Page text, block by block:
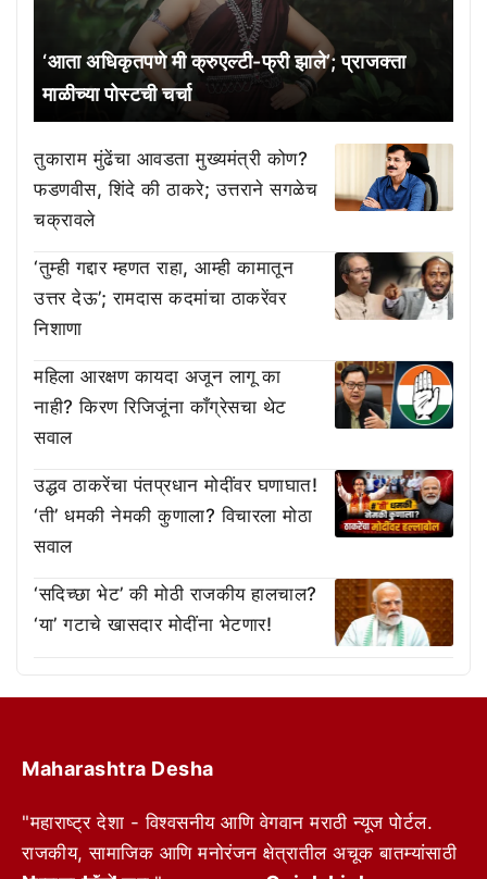
‘आता अधिकृतपणे मी क्रुएल्टी-फ्री झाले’; प्राजक्ता
माळीच्या पोस्टची चर्चा
तुकाराम मुंढेंचा आवडता मुख्यमंत्री कोण?
फडणवीस, शिंदे की ठाकरे; उत्तराने सगळेच
चक्रावले
‘तुम्ही गद्दार म्हणत राहा, आम्ही कामातून
उत्तर देऊ’; रामदास कदमांचा ठाकरेंवर
निशाणा
महिला आरक्षण कायदा अजून लागू का
नाही? किरण रिजिजूंना काँग्रेसचा थेट
सवाल
उद्धव ठाकरेंचा पंतप्रधान मोदींवर घणाघात!
‘ती’ धमकी नेमकी कुणाला? विचारला मोठा
सवाल
‘सदिच्छा भेट’ की मोठी राजकीय हालचाल?
‘या’ गटाचे खासदार मोदींना भेटणार!
Maharashtra Desha
"महाराष्ट्र देशा - विश्वसनीय आणि वेगवान मराठी न्यूज पोर्टल.
राजकीय, सामाजिक आणि मनोरंजन क्षेत्रातील अचूक बातम्यांसाठी